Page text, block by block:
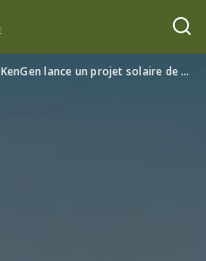
KenGen lance un projet solaire de 42,5 MW à Seven Forks pour renforcer l’énergie verte au Kenya